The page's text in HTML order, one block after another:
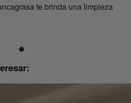
te brinda una limpieza